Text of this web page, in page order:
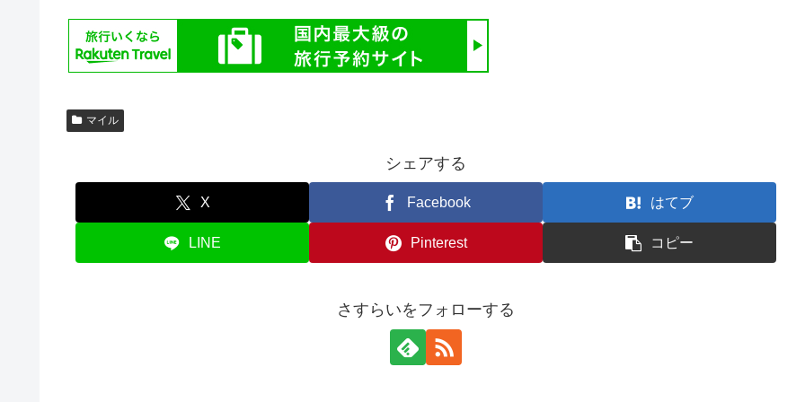
マイル
シェアする
X Facebook はてブ
LINE Pinterest コピー
さすらいをフォローする